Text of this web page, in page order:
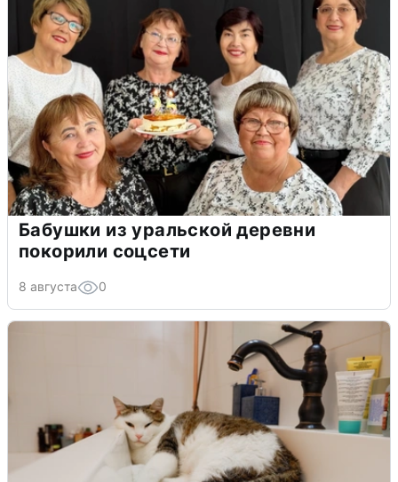
Бабушки из уральской деревни
покорили соцсети
8 августа 0